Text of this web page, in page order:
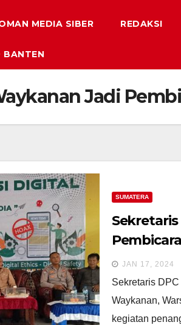
MEDIA SIBER REDAKSI
BANTEN
Jadi
SUMATERA
Kegiatan
JAN 17, 2024
Sekretaris
Waykanan,
kegiatan